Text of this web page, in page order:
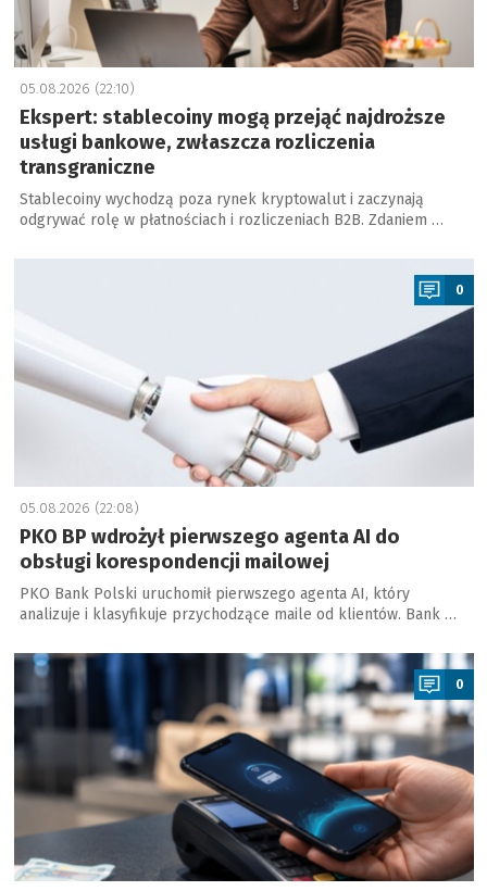
05.08.2026 (22:10)
Ekspert: stablecoiny mogą przejąć najdroższe
usługi bankowe, zwłaszcza rozliczenia
transgraniczne
Stablecoiny wychodzą poza rynek kryptowalut i zaczynają
odgrywać rolę w płatnościach i rozliczeniach B2B. Zdaniem …
a
0
05.08.2026 (22:08)
PKO BP wdrożył pierwszego agenta AI do
obsługi korespondencji mailowej
PKO Bank Polski uruchomił pierwszego agenta AI, który
analizuje i klasyfikuje przychodzące maile od klientów. Bank …
a
0